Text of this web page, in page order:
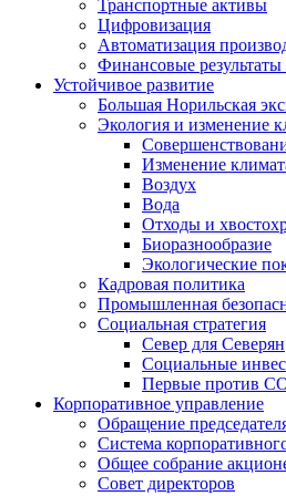
Транспортные активы
Цифровизация
Автоматизация
Финансовые
Устойчивое развитие
Большая Норильская
Экология и изменение
Изменение
Воздух
Вода
Отходы и
Биоразнообразие
Экологические
Кадровая политика
Промышленная
Социальная стратегия
Север для Северян
Социальные
Первые против
Корпоративное управление
Обращение
Система
Общее собрание
Совет директоров